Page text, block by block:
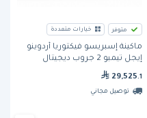
متوفر خيارات متعددة
ماكينة إسبريسو فيكتوريا أردوينو
إيجل تيمبو 2 جروب ديجيتال
29,525 .1
توصيل مجاني